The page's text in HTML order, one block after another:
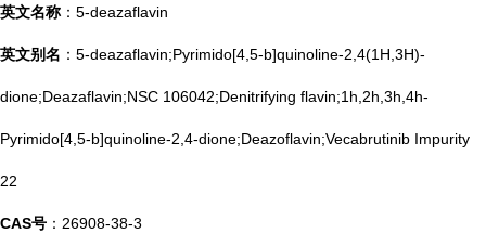
英文名称 ：5-deazaflavin
英文别名 ：5-deazaflavin;Pyrimido[4,5-b]quinoline-2,4(1H,3H)-
dione;Deazaflavin;NSC 106042;Denitrifying flavin;1h,2h,3h,4h-
Pyrimido[4,5-b]quinoline-2,4-dione;Deazoflavin;Vecabrutinib Impurity
22
CAS号 ：26908-38-3